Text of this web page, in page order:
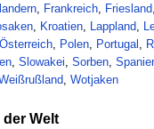
, Frankreich, Friesland
, Kroatien, Lappland
Österreich, Polen, Portugal
, Slowakei Sorben,
Wotjaken
der Welt